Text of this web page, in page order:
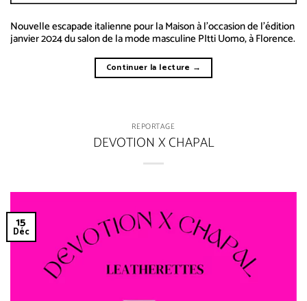
Nouvelle escapade italienne pour la Maison à l’occasion de l’édition
janvier 2024 du salon de la mode masculine PItti Uomo, à Florence.
Continuer la lecture →
REPORTAGE
DEVOTION X CHAPAL
15
Déc